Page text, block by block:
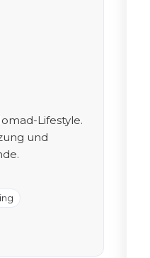
Lifestyle.
und